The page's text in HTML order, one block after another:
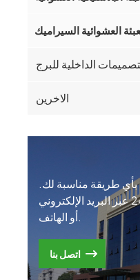
العشوائية السيراميك
الداخلية للبرج
الاخرين
بأي طريقة مناسبة لك.
نحن متواجدون 24/7 عبر البريد الإلكتروني
أو الهاتف.
اتصل بنا